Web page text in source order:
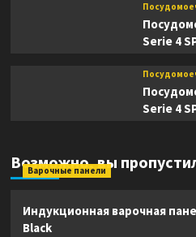
Serie 4
Serie 4
Возможно, вы
Варочные панели
Индукционная варочная
Black